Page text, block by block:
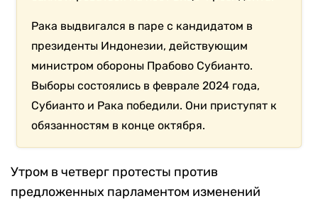
Рака выдвигался в паре с кандидатом в
президенты Индонезии, действующим
министром обороны Прабово Субианто.
Выборы состоялись в феврале 2024 года,
Субианто и Рака победили. Они приступят к
обязанностям в конце октября.
Утром в четверг протесты против
предложенных парламентом изменений